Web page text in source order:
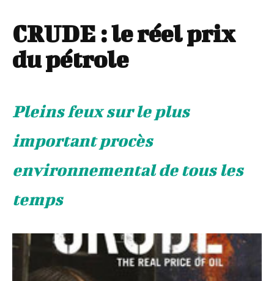
CRUDE : le réel prix
du pétrole
Pleins feux sur le plus
important procès
environnemental de tous les
temps